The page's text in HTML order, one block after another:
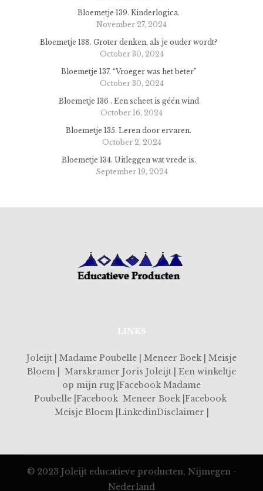
Bloemetje 139. Kinderlogica.
November 27, 2024
Bloemetje 138. Groter denken, als je ouder wordt?
October 30, 2024
Bloemetje 137. “Vroeger was het beter”
October 30, 2024
Bloemetje 136 . Een scheet is géén wind
October 16, 2024
Bloemetje 135. Leren door ervaren.
October 2, 2024
Bloemetje 134. Uitleggen wat vrede is.
September 19, 2024
LINKS
Joleijt | Madame Poubelle | Meneer Boek | Meisje
Bloem | Marskramer Joris Joleijt | Een winkeltje
op mijn rug |Facebook Madame
Poubelle |Facebook Meneer Boek |Facebook
Meisje Bloem |LinkedinDisclaimer |
© 2023 Joleijt educatieve producten, Nijmegen -
Nederland